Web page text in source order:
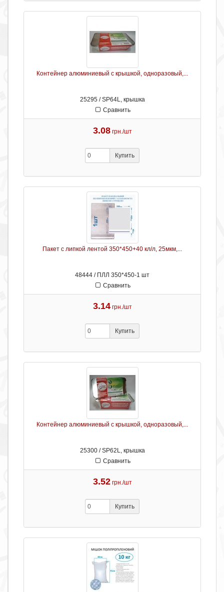
Контейнер алюминиевый с крышкой, одноразовый,...
25295 / SP64L, крышка
Сравнить
3.08 грн./шт
Купить
Пакет с липкой лентой 350*450+40 кл/л, 25мкм,...
48444 / ПЛЛ 350*450-1 шт
Сравнить
3.14 грн./шт
Купить
Контейнер алюминиевый с крышкой, одноразовый,...
25300 / SP62L, крышка
Сравнить
3.52 грн./шт
Купить